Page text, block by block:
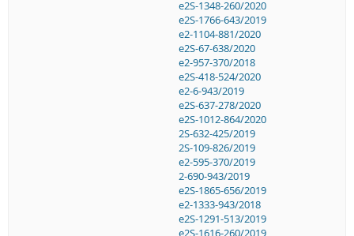
e2S-1348-260/2020
e2S-1766-643/2019
e2-1104-881/2020
e2S-67-638/2020
e2-957-370/2018
e2S-418-524/2020
e2-6-943/2019
e2S-637-278/2020
e2S-1012-864/2020
2S-632-425/2019
2S-109-826/2019
e2-595-370/2019
2-690-943/2019
e2S-1865-656/2019
e2-1333-943/2018
e2S-1291-513/2019
e2S-1616-260/2019